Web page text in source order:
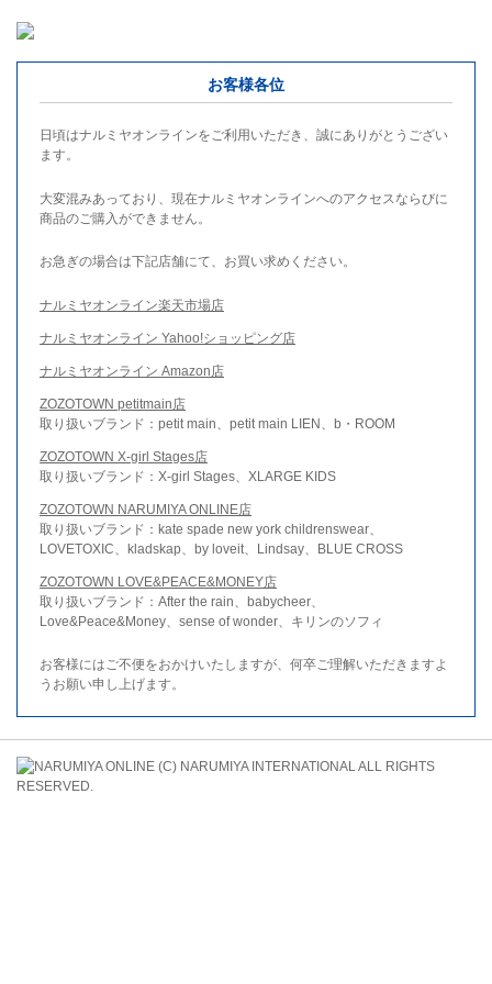
お客様各位
日頃はナルミヤオンラインをご利用いただき、誠にありがとうござい
ます。
大変混みあっており、現在ナルミヤオンラインへのアクセスならびに
商品のご購入ができません。
お急ぎの場合は下記店舗にて、お買い求めください。
ナルミヤオンライン楽天市場店
ナルミヤオンライン Yahoo!ショッピング店
ナルミヤオンライン Amazon店
ZOZOTOWN petitmain店
取り扱いブランド：petit main、petit main LIEN、b・ROOM
ZOZOTOWN X-girl Stages店
取り扱いブランド：X-girl Stages、XLARGE KIDS
ZOZOTOWN NARUMIYA ONLINE店
取り扱いブランド：kate spade new york childrenswear、
LOVETOXIC、kladskap、by loveit、Lindsay、BLUE CROSS
ZOZOTOWN LOVE&PEACE&MONEY店
取り扱いブランド：After the rain、babycheer、
Love&Peace&Money、sense of wonder、キリンのソフィ
お客様にはご不便をおかけいたしますが、何卒ご理解いただきますよ
うお願い申し上げます。